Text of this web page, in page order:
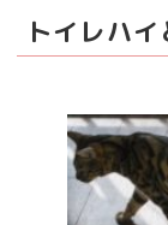
トイレハイ